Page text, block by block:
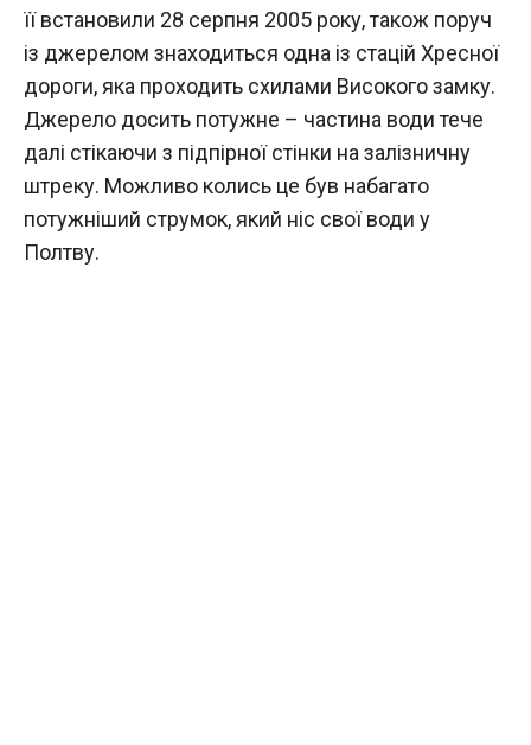
її встановили 28 серпня 2005 року, також поруч
із джерелом знаходиться одна із стацій Хресної
дороги, яка проходить схилами Високого замку.
Джерело досить потужне – частина води тече
далі стікаючи з підпірної стінки на залізничну
штреку. Можливо колись це був набагато
потужніший струмок, який ніс свої води у
Полтву.